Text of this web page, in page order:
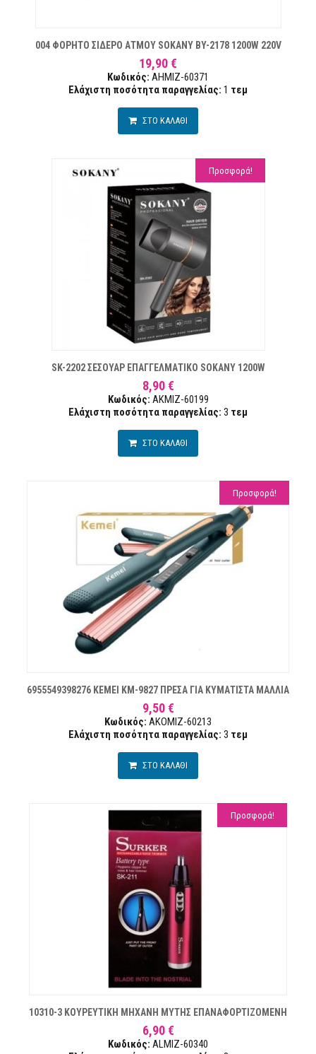
004 ΦΟΡΗΤΟ ΣΙΔΕΡΟ ΑΤΜΟΥ SOKANY BY-2178 1200W 220V
19,90 €
Κωδικός: AHMIZ-60371
Ελάχιστη ποσότητα παραγγελίας: 1 τεμ
ΣΤΟ ΚΑΛΑΘΙ
Προσφορά!
SK-2202 ΣΕΣΟΥΑΡ ΕΠΑΓΓΕΛΜΑΤΙΚΟ SOKANY 1200W
8,90 €
Κωδικός: AKMIZ-60199
Ελάχιστη ποσότητα παραγγελίας: 3 τεμ
ΣΤΟ ΚΑΛΑΘΙ
Προσφορά!
6955549398276 KEMEI KM-9827 ΠΡΕΣΑ ΓΙΑ ΚΥΜΑΤΙΣΤΑ ΜΑΛΛΙΑ
9,50 €
Κωδικός: AKOMIZ-60213
Ελάχιστη ποσότητα παραγγελίας: 3 τεμ
ΣΤΟ ΚΑΛΑΘΙ
Προσφορά!
10310-3 ΚΟΥΡΕΥΤΙΚΗ ΜΗΧΑΝΗ ΜΥΤΗΣ ΕΠΑΝΑΦΟΡΤΙΖΟΜΕΝΗ
6,90 €
Κωδικός: ALMIZ-60340